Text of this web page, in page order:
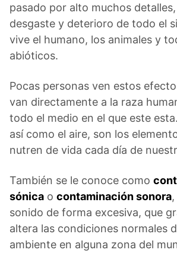
pasado por alto muchos
desgaste y deterioro de todo el
vive el humano, los animales y
abióticos.
Pocas personas ven estos
van directamente a la raza
todo el medio en el que este
así como el aire, son los
nutren de vida cada día de
También se le conoce como
sónica o contaminación sonora
sonido de forma excesiva, que
altera las condiciones normales
ambiente en alguna zona del